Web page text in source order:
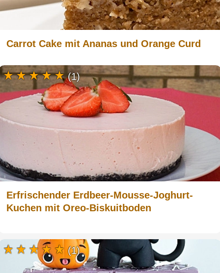
Carrot Cake mit Ananas und Orange Curd
Erfrischender Erdbeer-Mousse-Joghurt-
Kuchen mit Oreo-Biskuitboden
(1)
(1)